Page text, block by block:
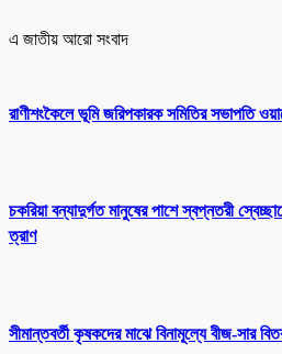
এ জাতীয় আরো সংবাদ
রাণীশংকৈলে ভূমি জরিপকারক সমিতির সভাপতি
চকরিয়া বন্যাদুর্গত মানুষের পাশে স্বপ্নতরী
ত্রাণ
সীমান্তবর্তী কৃষকদের মাঝে বিনামূল্যে বীজ-সার